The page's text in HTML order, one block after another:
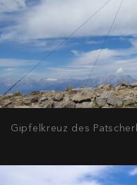
Gipfelkreuz des